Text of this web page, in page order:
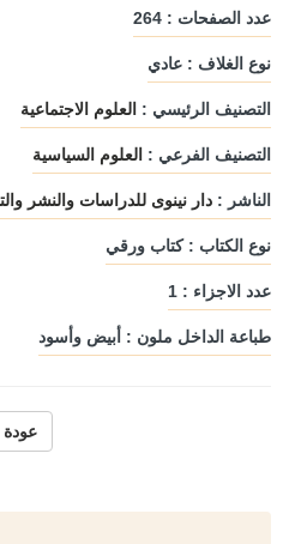
عدد الصفحات : 264
نوع الغلاف : عادي
التصنيف الرئيسي : العلوم الاجتماعية
التصنيف الفرعي : العلوم السياسية
الناشر : دار نينوى للدراسات والنشر
نوع الكتاب : كتاب ورقي
عدد الاجزاء : 1
طباعة الداخل ملون : أبيض وأسود
عودة